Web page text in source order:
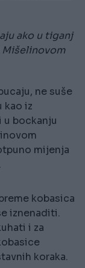
ako u tiganj
Mišelinovom
ne suše
kao iz
u bockanju
mijenja
kobasica
iznenaditi.
i za
koraka.